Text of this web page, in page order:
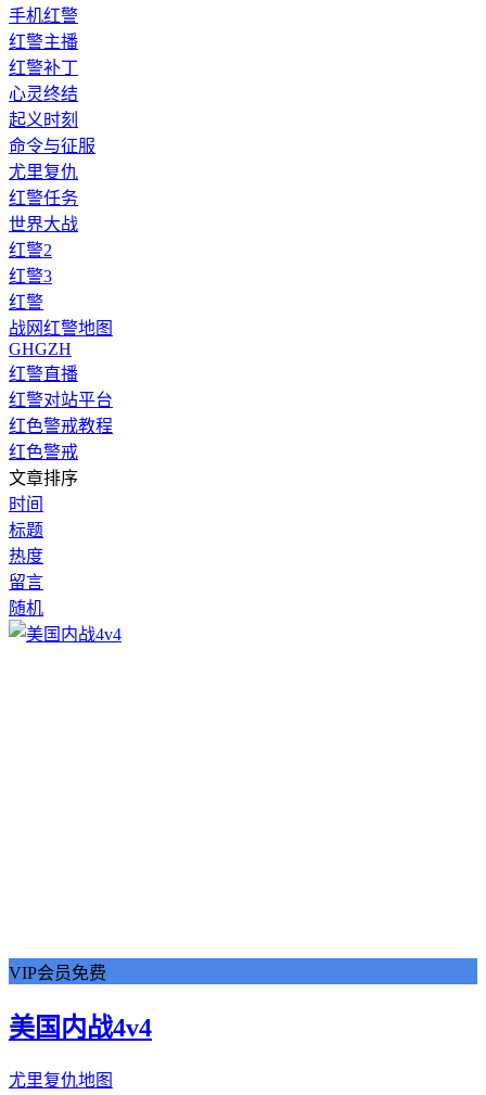
手机红警
红警主播
红警补丁
心灵终结
起义时刻
命令与征服
尤里复仇
红警任务
世界大战
红警2
红警3
红警
战网红警地图
GHGZH
红警直播
红警对站平台
红色警戒教程
红色警戒
文章排序
时间
标题
热度
留言
随机
VIP会员免费
美国内战4v4
尤里复仇地图